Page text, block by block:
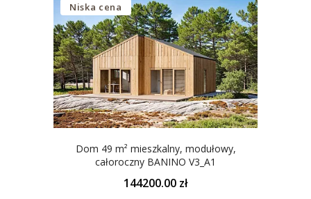
Niska cena
Dom 49 m² mieszkalny, modułowy,
całoroczny BANINO V3_A1
144200.00 zł